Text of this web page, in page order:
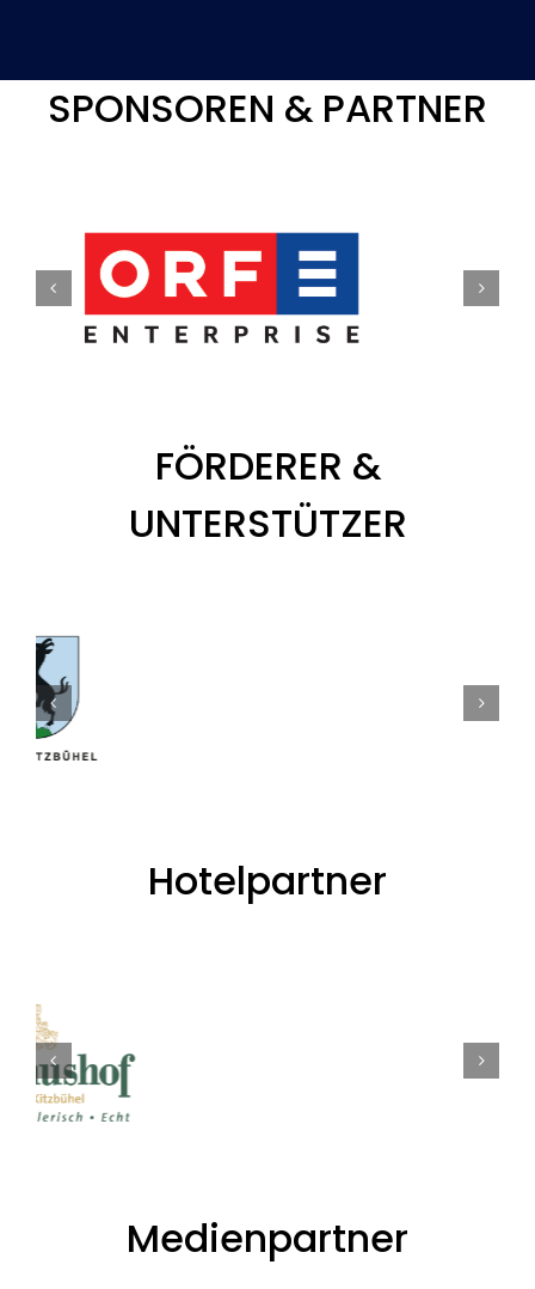
SPONSOREN & PARTNER
FÖRDERER &
UNTERSTÜTZER
Hotelpartner
Medienpartner